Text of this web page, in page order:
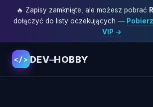
🔥 Zapisy zamknięte, ale możesz pobrać
dołączyć do listy oczekujących —
VIP →
</> DEV–HOBBY